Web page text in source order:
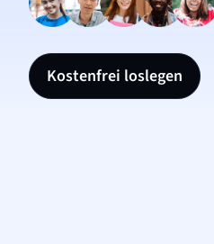
Kostenfrei loslegen